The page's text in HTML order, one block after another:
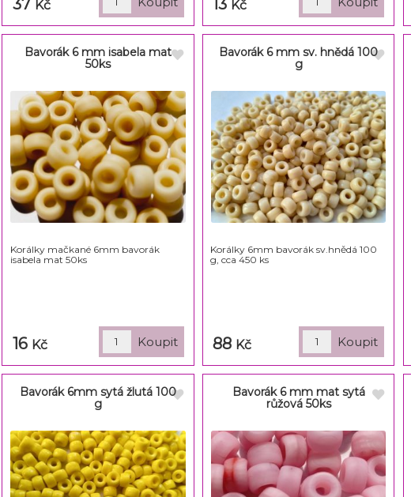
37 Kč 13 Kč
Bavorák 6 mm isabela mat
50ks
Korálky mačkané 6mm bavorák
isabela mat 50ks
16 Kč
Bavorák 6 mm sv. hnědá 100
g
Korálky 6mm bavorák sv.hnědá 100
g, cca 450 ks
88 Kč
Bavorák 6mm sytá žlutá 100
g
Bavorák 6 mm mat sytá
růžová 50ks